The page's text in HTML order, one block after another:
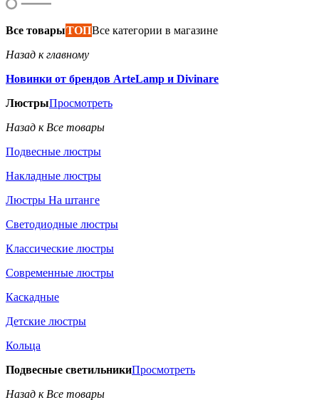
Все товарыТОПВсе категории в магазине
Назад к главному
Новинки от брендов ArteLamp и Divinare
ЛюстрыПросмотреть
Назад к Все товары
Подвесные люстры
Накладные люстры
Люстры На штанге
Светодиодные люстры
Классические люстры
Современные люстры
Каскадные
Детские люстры
Кольца
Подвесные светильникиПросмотреть
Назад к Все товары